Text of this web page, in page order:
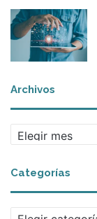
Archivos
r
h
i
Categorías